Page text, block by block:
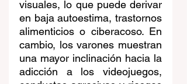
visuales, lo que puede derivar
en baja autoestima, trastornos
alimenticios o ciberacoso. En
cambio, los varones muestran
una mayor inclinación hacia la
adicción a los videojuegos,